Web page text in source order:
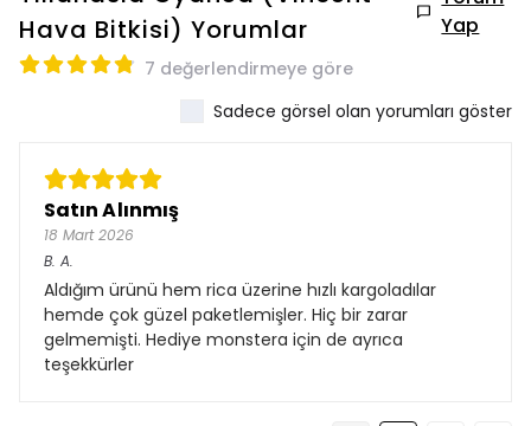
Hava Bitkisi) Yorumlar
Yap
7 değerlendirmeye göre
Sadece görsel olan yorumları göster
Satın Alınmış
18 Mart 2026
B. A.
Aldığım ürünü hem rica üzerine hızlı kargoladılar
hemde çok güzel paketlemişler. Hiç bir zarar
gelmemişti. Hediye monstera için de ayrıca
teşekkürler